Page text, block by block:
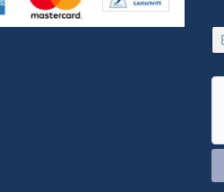
e
*m
a
a
m
E
m
i